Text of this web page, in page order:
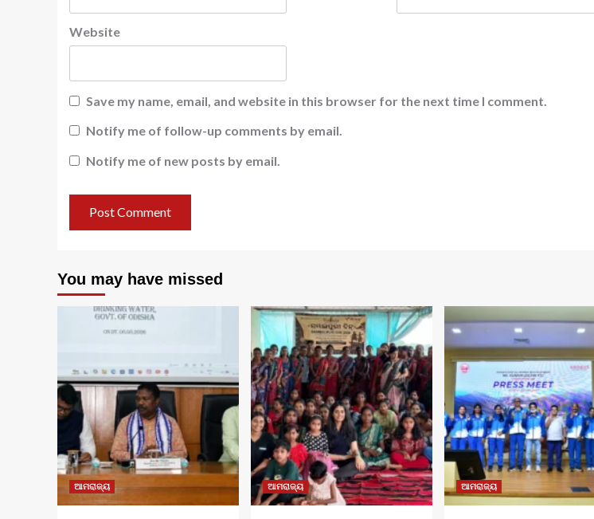
Website
Save my name, email, and website in this browser for the next time I comment.
Notify me of follow-up comments by email.
Notify me of new posts by email.
You may have missed
ଆମରାଜ୍ୟ ଆମରାଜ୍ୟ ଆମରାଜ୍ୟ